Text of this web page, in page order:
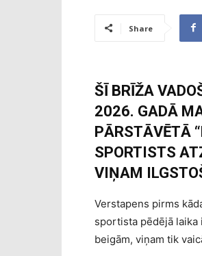
Share
ŠĪ BRĪŽA
2026. GADĀ
PĀRSTĀVĒTĀ
SPORTISTS
VIŅAM
Verstapens pirms
sportista pēdējā
beigām, viņam tik